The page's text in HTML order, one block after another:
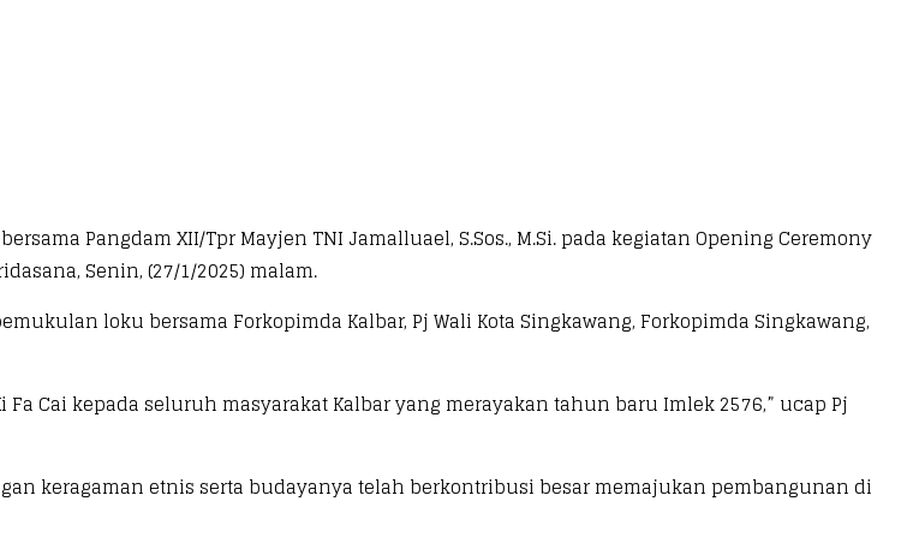
Pangdam XII/Tpr Mayjen TNI Jamalluael, S.Sos., M.Si. pada kegiatan Opening Ceremony
Senin, (27/1/2025) malam.
loku bersama Forkopimda Kalbar, Pj Wali Kota Singkawang, Forkopimda Singkawang,
Cai kepada seluruh masyarakat Kalbar yang merayakan tahun baru Imlek 2576,” ucap Pj
keragaman etnis serta budayanya telah berkontribusi besar memajukan pembangunan di